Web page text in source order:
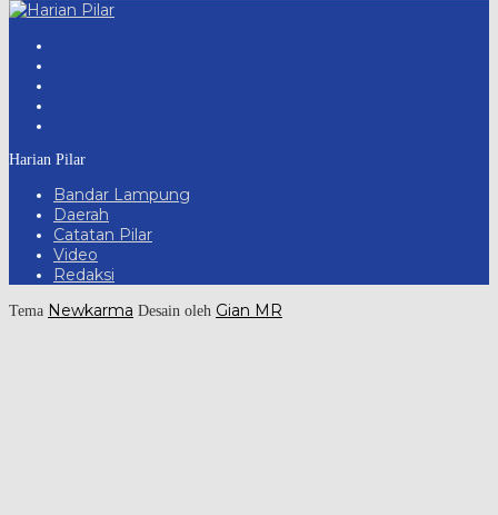
Harian Pilar
Bandar Lampung
Daerah
Catatan Pilar
Video
Redaksi
Tema Newkarma Desain oleh Gian MR